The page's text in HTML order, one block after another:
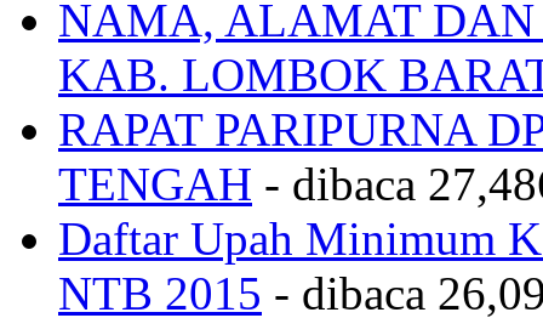
NAMA, ALAMAT DAN
KAB. LOMBOK
RAPAT PARIPURNA
TENGAH - dibaca
Daftar Upah Minimum
NTB 2015 - dibaca